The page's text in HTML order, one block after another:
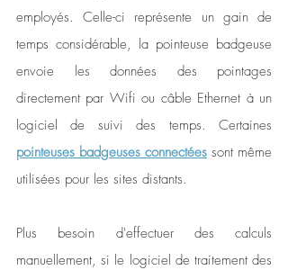
employés. Celle-ci représente un gain de
temps considérable, la pointeuse badgeuse
envoie les données des pointages
directement par Wifi ou câble Ethernet à un
pointeuses badgeuses connectées sont même
utilisées pour les sites distants.
Plus besoin d'effectuer des calculs
manuellement, si le logiciel de traitement des